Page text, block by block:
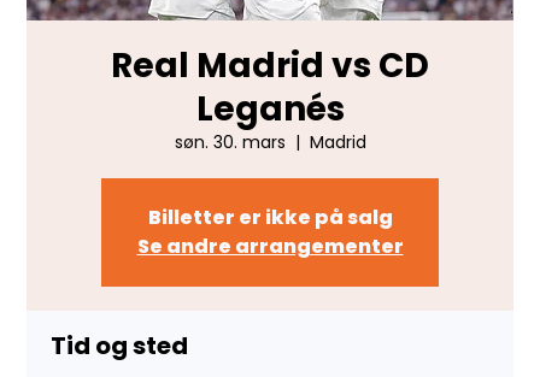
Real Madrid vs CD
Leganés
søn. 30. mars
  |
Madrid
Billetter er ikke på salg
Se andre arrangementer
Tid og sted